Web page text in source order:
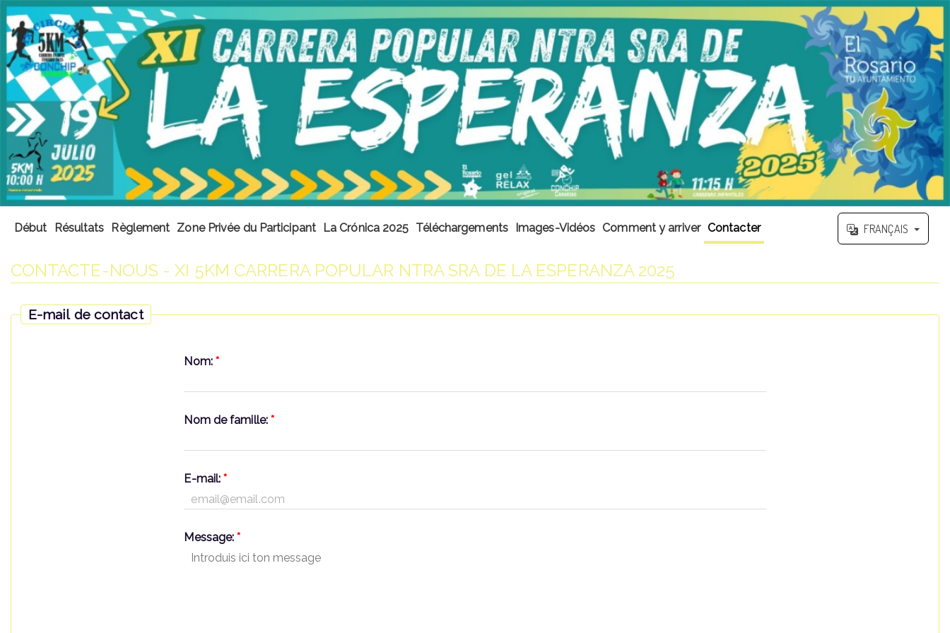
Début Résultats Règlement Zone Privée du Participant La Crónica 2025 Téléchargements Images-Vidéos Comment y arriver Contacter FRANÇAIS
CONTACTE-NOUS - XI 5KM CARRERA POPULAR NTRA SRA DE LA ESPERANZA 2025
E-mail de contact
Nom: *
Nom de famille:*
E-mail:*
Message:*